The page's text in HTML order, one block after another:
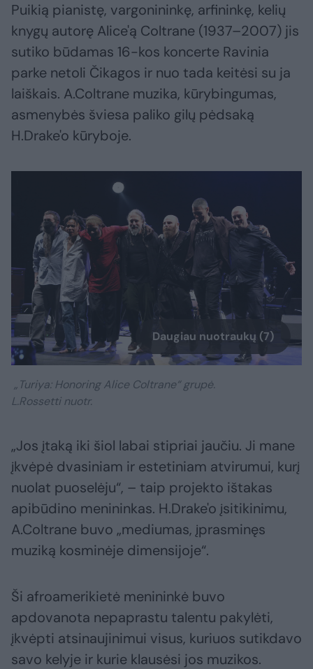
Puikią pianistę, vargonininkę, arfininkę, kelių
knygų autorę Alice'ą Coltrane (1937–2007) jis
sutiko būdamas 16-kos koncerte Ravinia
parke netoli Čikagos ir nuo tada keitėsi su ja
laiškais. A.Coltrane muzika, kūrybingumas,
asmenybės šviesa paliko gilų pėdsaką
H.Drake'o kūryboje.
Daugiau nuotraukų (7)
„Turiya: Honoring Alice Coltrane“ grupė.
L.Rossetti nuotr.
„Jos įtaką iki šiol labai stipriai jaučiu. Ji mane
įkvėpė dvasiniam ir estetiniam atvirumui, kurį
nuolat puoselėju“, – taip projekto ištakas
apibūdino menininkas. H.Drake'o įsitikinimu,
A.Coltrane buvo „mediumas, įprasminęs
muziką kosminėje dimensijoje“.
Ši afroamerikietė menininkė buvo
apdovanota nepaprastu talentu pakylėti,
įkvėpti atsinaujinimui visus, kuriuos sutikdavo
savo kelyje ir kurie klausėsi jos muzikos.